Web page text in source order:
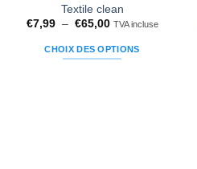
d’envies
Textile clean
€7,99 – €65,00Plage
prix :
€7,99
TVA incluse
CHOIX DES OPTIONS